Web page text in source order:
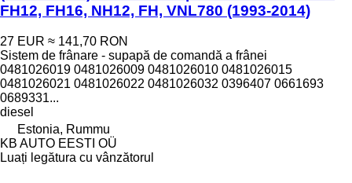
FH12, FH16, NH12, FH, VNL780 (1993-2014)
27 EUR ≈ 141,70 RON
Sistem de frânare - supapă de comandă a frânei
0481026019 0481026009 0481026010 0481026015
0481026021 0481026022 0481026032 0396407 0661693
0689331...
diesel
Estonia, Rummu
KB AUTO EESTI OÜ
Luați legătura cu vânzătorul